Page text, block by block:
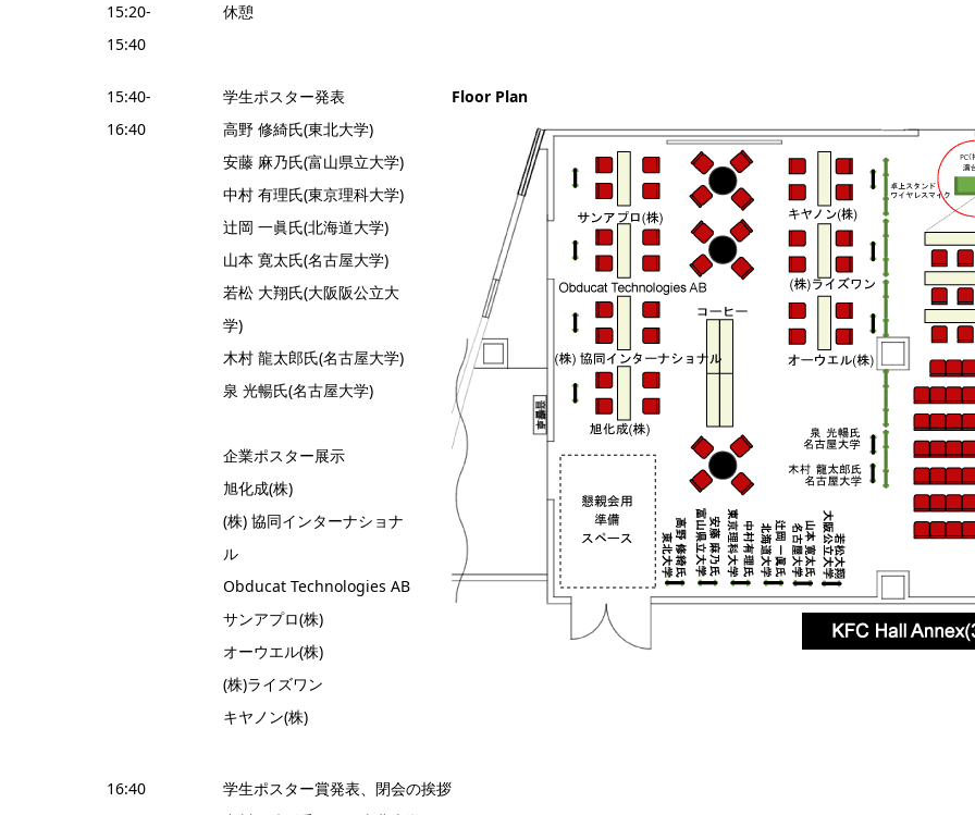
15:20-
15:40
休憩
15:40-
16:40
学生ポスター発表
高野 修綺氏(東北大学)
安藤 麻乃氏(富山県立大学)
中村 有理氏(東京理科大学)
辻岡 一眞氏(北海道大学)
山本 寛太氏(名古屋大学)
若松 大翔氏(大阪阪公立大
学)
木村 龍太郎氏(名古屋大学)
泉 光暢氏(名古屋大学)
企業ポスター展示
旭化成(株)
(株) 協同インターナショナ
ル
Obducat Technologies AB
サンアプロ(株)
オーウエル(株)
(株)ライズワン
キヤノン(株)
Floor Plan
16:40
学生ポスター賞発表、閉会の挨拶